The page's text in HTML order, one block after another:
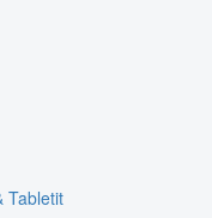
Tabletit